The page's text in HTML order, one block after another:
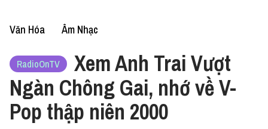
Văn Hóa Âm Nhạc
RadioOnTV
Xem Anh Trai Vượt
Ngàn Chông Gai, nhớ về V-
Pop thập niên 2000